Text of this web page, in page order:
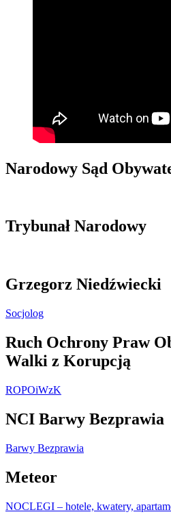
Narodowy Sąd
Trybunał Narodowy
Grzegorz Niedźwiecki
Socjolog
Ruch Ochrony Praw
Walki z Korupcją
ROPOiWzK
NCI Barwy Bezprawia
Barwy Bezprawia
Meteor
NOCLEGI – hotele, kwatery,